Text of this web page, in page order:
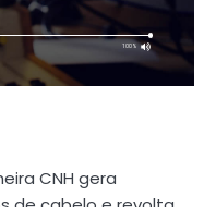
CNH gera